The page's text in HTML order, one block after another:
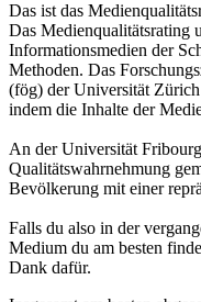
Das ist das
Das Medienqualitätsrating
Informationsmedien der
Methoden. Das
(fög) der Universität
indem die Inhalte der
An der Universität
Qualitätswahrnehmung
Bevölkerung mit einer
Falls du also in der
Medium du am besten
Dank dafür.